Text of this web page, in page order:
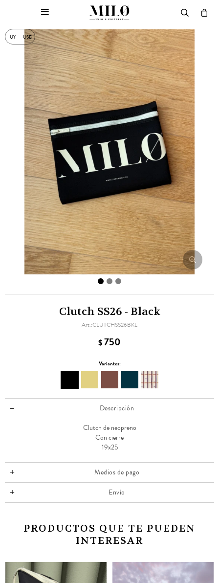
UY USD

Clutch SS26 - Black
CLUTCHSS26BKL
$750
Variantes:
Descripción
Clutch de neopreno
Con cierre
19x25
Medios de pago
Envío
PRODUCTOS QUE TE PUEDEN
INTERESAR